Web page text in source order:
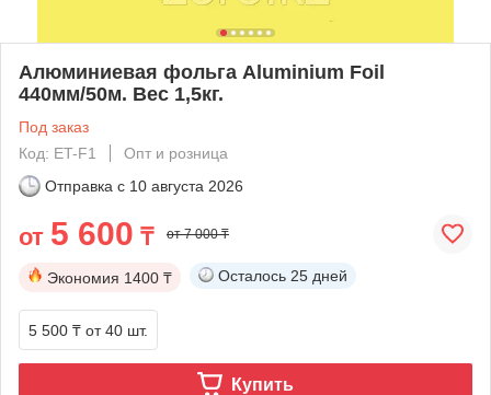
Алюминиевая фольга Aluminium Foil
440мм/50м. Вес 1,5кг.
Под заказ
Код: ET-F1
Опт и розница
Отправка с 10 августа 2026
от 5 600 ₸ от 7 000 ₸
Экономия 1400 ₸ Осталось 25 дней
5 500 ₸ от 40 шт.
Купить